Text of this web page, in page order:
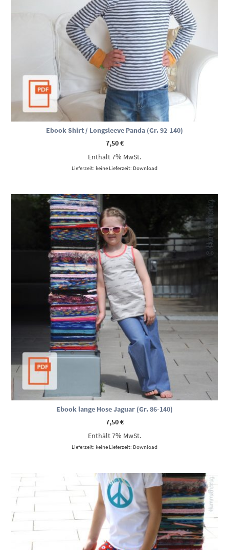
Ebook Shirt / Longsleeve Panda (Gr. 92-140)
7,50€
Enthält 7% MwSt.
Lieferzeit: keine Lieferzeit: Download
Ebook lange Hose Jaguar (Gr. 86-140)
7,50€
Enthält 7% MwSt.
Lieferzeit: keine Lieferzeit: Download